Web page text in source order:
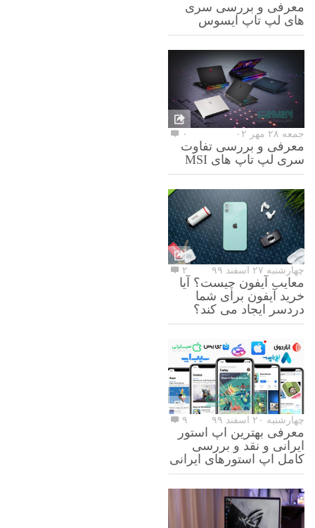
معرفی و بررسی سری
های لپ تاپ ایسوس
جمعه ۲۸ مهر ۰۲ ۰
معرفی و بررسی تفاوت
سری لپ تاپ های MSI
چهارشنبه ۲۷ اسفند ۹۹ ۲
معایب آیفون چیست؟ آیا
خرید آیفون برای شما
دردسر ایجاد می کند؟
چهارشنبه ۲۰ اسفند ۹۹ ۹
معرفی بهترین اپ استور
ایرانی و نقد و بررسی
کامل اپ استورهای ایرانی